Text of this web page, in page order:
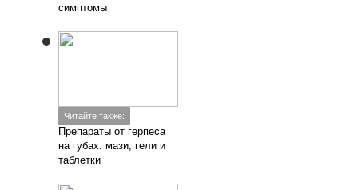
симптомы
Читайте также:
Препараты от герпеса
на губах: мази, гели и
таблетки